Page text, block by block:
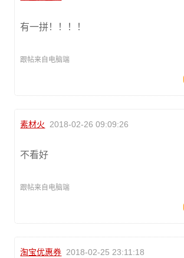
有一拼！！！！
跟帖来自电脑端
素材火 2018-02-26 09:09:26
不看好
跟帖来自电脑端
淘宝优惠券 2018-02-25 23:11:18